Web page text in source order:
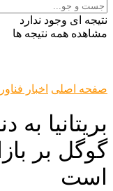
نتیجه ای وجود ندارد
مشاهده همه نتیجه ها
صفحه اصلی اخبار
بریتانیا
گوگل بر
است